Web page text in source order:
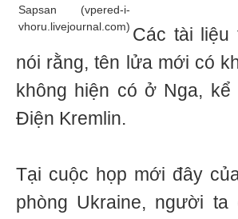
Sapsan (vpered-i-
vhoru.livejournal.com) Các tài liệu
nói rằng, tên lửa mới có
không hiện có ở Nga,
Điện Kremlin.
Tại cuộc họp mới đây
phòng Ukraine, người